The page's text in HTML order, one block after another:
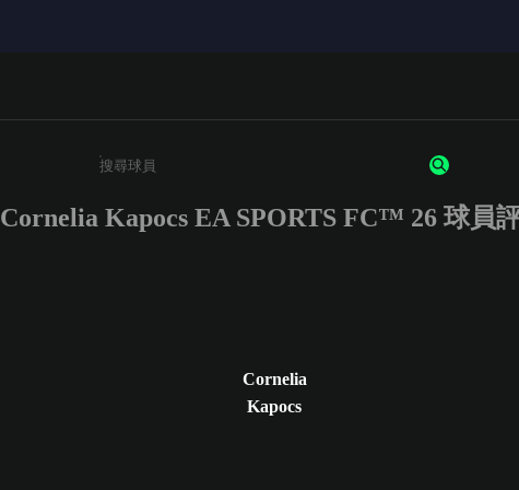
請輸入至少 3 個字元或數字
Cornelia Kapocs EA SPORTS FC™ 26 球員
Cornelia
Kapocs